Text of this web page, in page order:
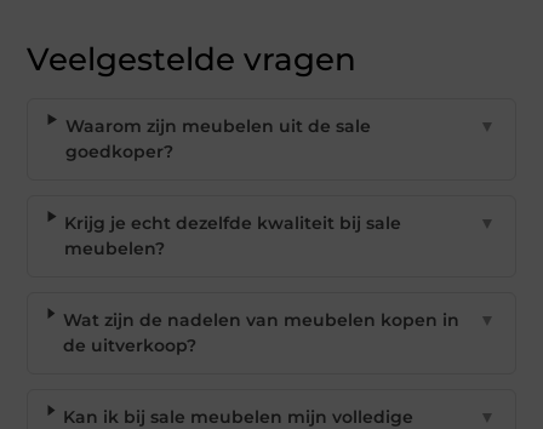
Veelgestelde vragen
Waarom zijn meubelen uit de sale
goedkoper?
▼
Krijg je echt dezelfde kwaliteit bij sale
meubelen?
▼
Wat zijn de nadelen van meubelen kopen in
de uitverkoop?
▼
Kan ik bij sale meubelen mijn volledige
▼